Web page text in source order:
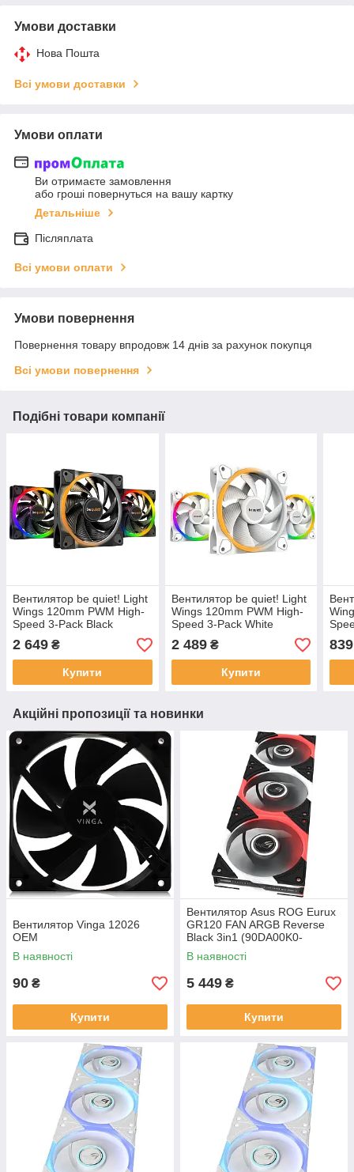
Умови доставки
Нова Пошта
Всі умови доставки
Умови оплати
Ви отримаєте замовлення
або гроші повернуться на вашу картку
Детальніше
Післяплата
Всі умови оплати
Умови повернення
Повернення товару впродовж 14 днів за рахунок покупця
Всі умови повернення
Подібні товари компанії
Вентилятор be quiet! Light
Wings 120mm PWM High-
Speed 3-Pack Black
(BL077)
2 649 ₴
Купити
Вентилятор be quiet! Light
Wings 120mm PWM High-
Speed 3-Pack White
(BL101)
2 489₴
Купити
839
Акційні пропозиції та новинки
Вентилятор Vinga 12026
OEM
В наявності
90 ₴
Купити
Вентилятор Asus ROG Eurux
GR120 FAN ARGB Reverse
Black 3in1 (90DA00K0-
B09020)
В наявності
5 449 ₴
Купити